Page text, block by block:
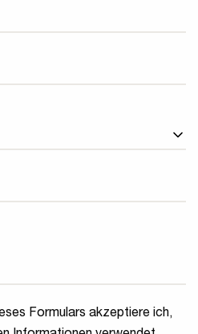
Formulars akzeptiere ich,